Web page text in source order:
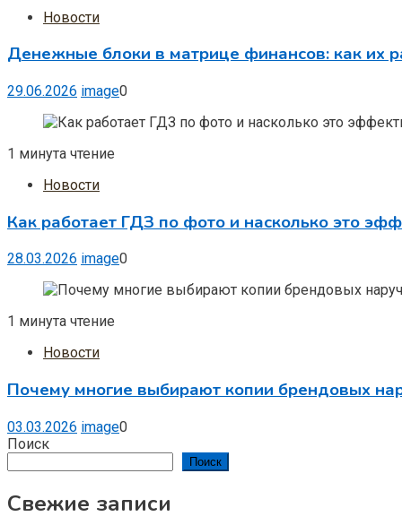
Новости
Денежные блоки в матрице финансов: как их
29.06.2026 image0
1 минута чтение
Новости
Как работает ГДЗ по фото и насколько это
28.03.2026 image0
1 минута чтение
Новости
Почему многие выбирают копии брендовых
03.03.2026 image0
Поиск
Поиск
Свежие записи